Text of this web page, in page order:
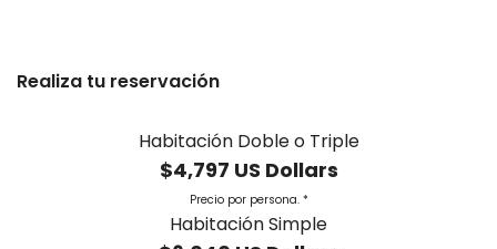
Realiza tu reservación
Habitación Doble o Triple
$4,797 US Dollars
Precio por persona. *
Habitación Simple